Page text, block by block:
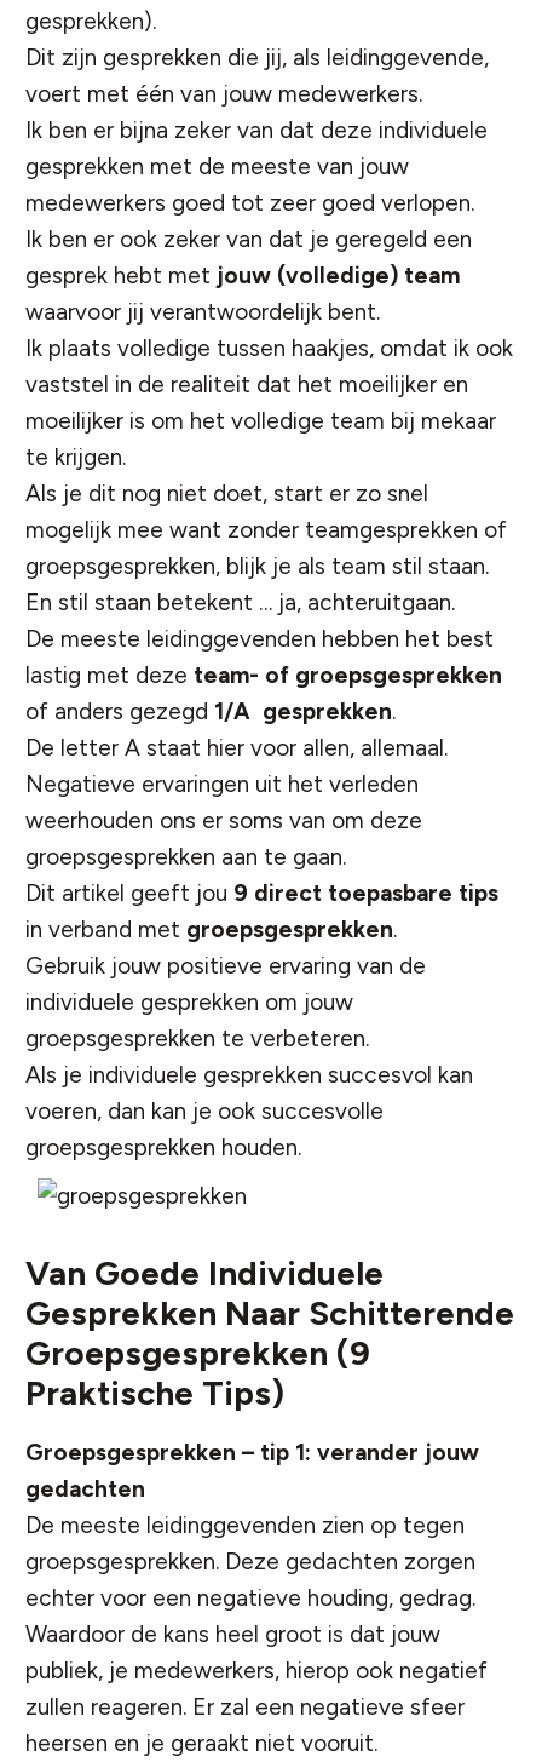
gesprekken).
Dit zijn gesprekken die jij, als leidinggevende,
voert met één van jouw medewerkers.
Ik ben er bijna zeker van dat deze individuele
gesprekken met de meeste van jouw
medewerkers goed tot zeer goed verlopen.
Ik ben er ook zeker van dat je geregeld een
gesprek hebt met jouw (volledige) team
waarvoor jij verantwoordelijk bent.
Ik plaats volledige tussen haakjes, omdat ik ook
vaststel in de realiteit dat het moeilijker en
moeilijker is om het volledige team bij mekaar
te krijgen.
Als je dit nog niet doet, start er zo snel
mogelijk mee want zonder teamgesprekken of
groepsgesprekken, blijk je als team stil staan.
En stil staan betekent … ja, achteruitgaan.
De meeste leidinggevenden hebben het best
lastig met deze team- of groepsgesprekken
of anders gezegd 1/A gesprekken.
De letter A staat hier voor allen, allemaal.
Negatieve ervaringen uit het verleden
weerhouden ons er soms van om deze
groepsgesprekken aan te gaan.
Dit artikel geeft jou 9 direct toepasbare tips
in verband met groepsgesprekken.
Gebruik jouw positieve ervaring van de
individuele gesprekken om jouw
groepsgesprekken te verbeteren.
Als je individuele gesprekken succesvol kan
voeren, dan kan je ook succesvolle
groepsgesprekken houden.
Van Goede Individuele
Gesprekken Naar Schitterende
Groepsgesprekken (9
Praktische Tips)
Groepsgesprekken – tip 1: verander jouw
gedachten
De meeste leidinggevenden zien op tegen
groepsgesprekken. Deze gedachten zorgen
echter voor een negatieve houding, gedrag.
Waardoor de kans heel groot is dat jouw
publiek, je medewerkers, hierop ook negatief
zullen reageren. Er zal een negatieve sfeer
heersen en je geraakt niet vooruit.